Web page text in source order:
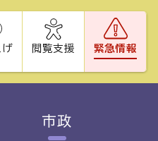
げ 閲覧支援 緊急情報
市政